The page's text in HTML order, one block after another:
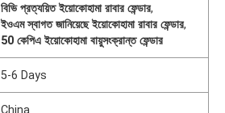
বিভি প্রত্যয়িত ইয়োকোহামা রাবার ফেন্ডার,
ইওএম স্বাগত জানিয়েছে ইয়োকোহামা রাবার ফেন্ডার,
50 কেপিএ ইয়োকোহামা বায়ুসংক্রান্ত ফেন্ডার
5-6 Days
China